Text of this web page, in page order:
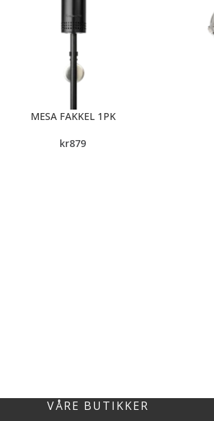
MESA FAKKEL 1PK
kr879
VÅRE BUTIKKER